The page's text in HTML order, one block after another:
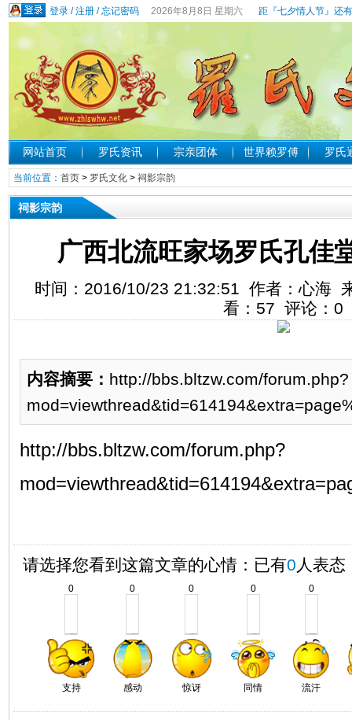
登录/注册/忘记密码 2026年8月8日 星期六 距『七夕情人节』还
网站首页 罗氏资讯 宗亲团体 世界赖罗傅 罗氏
当前位置： 首页> 罗氏文化> 祠影宗韵
祠影宗韵
广西北流旺家场罗氏孔佳
时间：2016/10/23 21:32:51 作者：心海
看： 57 评论： 0
内容摘要： http://bbs.bltzw.com/forum.php?
http://bbs.bltzw.com/forum.php?
请选择您看到这篇文章的心情：已有0 人表态
0
支持
0
感动
0
惊讶
0
同情
0
流汗